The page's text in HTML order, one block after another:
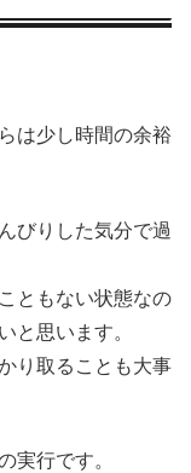
は少し時間の余裕
びりした気分で過
ともない状態なの
と思います。
り取ることも大事
実行です。